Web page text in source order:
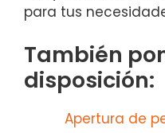
para tus
También
disposición:
Apertura de